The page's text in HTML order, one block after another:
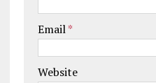
Email*
Website